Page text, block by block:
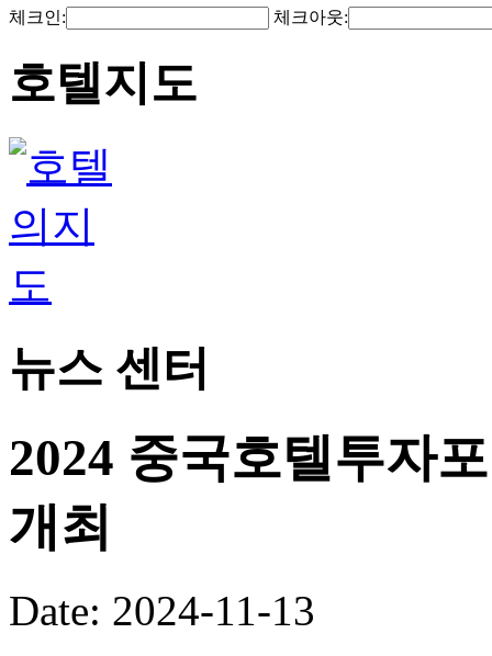
체크인: 체크아웃:
호텔지도
뉴스 센터
2024 중국호텔투자
개최
Date: 2024-11-13